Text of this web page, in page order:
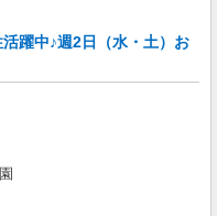
躍中♪週2日（水・土）お